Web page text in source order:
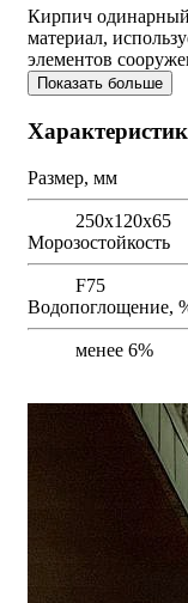
Кирпич одинарный
материал,
элементов
Показать больше
Размер, мм
250х120х65
Морозостойкость
F75
Водопоглощение,
менее 6%